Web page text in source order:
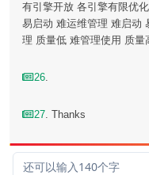
有引擎开放 各引擎有限优
易启动 难运维管理 难启动
理 质量低 难管理使用 质量
26.
27. Thanks